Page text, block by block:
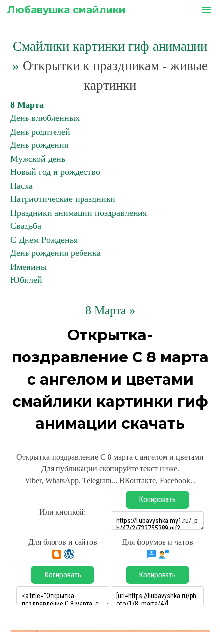
Любавушка смайлики menu
Смайлики картинки гиф анимации
» Открытки к праздникам - живые
картинки
8 Марта
День влюбленных
День родителей
День рождения
Мужской день
Новый год и рождество
Пасха
Патриотические праздники
Праздники анимации поздравления
Свадьба
С Днем Рожденья
День рождения ребенка
Именины
Юбилей
8 Марта »
Открытка-
поздравление С 8 марта
с ангелом и цветами
смайлики картинки гиф
анимации скачать
Открытка-поздравление С 8 марта с ангелом и цветами
Для публикации скопируйте текст ниже.
Viber, WhatsApp, Telegram... ВКонтакте, Facebook...
Или кнопкой:
Копировать
Для блогов и сайтов Для форумов и чатов
Копировать Копировать